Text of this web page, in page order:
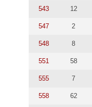
543 12
547 2
548 8
551 58
555 7
558 62